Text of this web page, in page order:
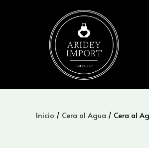
Inicio / Cera al Agua / Cera al